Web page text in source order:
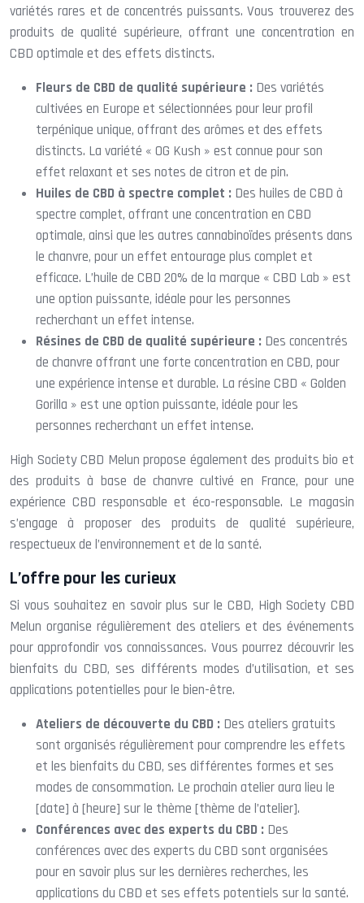
variétés rares et de concentrés puissants. Vous trouverez des
produits de qualité supérieure, offrant une concentration en
CBD optimale et des effets distincts.
Fleurs de CBD de qualité supérieure : Des variétés
cultivées en Europe et sélectionnées pour leur profil
terpénique unique, offrant des arômes et des effets
distincts. La variété « OG Kush » est connue pour son
effet relaxant et ses notes de citron et de pin.
Huiles de CBD à spectre complet : Des huiles de CBD à
spectre complet, offrant une concentration en CBD
optimale, ainsi que les autres cannabinoïdes présents dans
le chanvre, pour un effet entourage plus complet et
efficace. L’huile de CBD 20% de la marque « CBD Lab » est
une option puissante, idéale pour les personnes
recherchant un effet intense.
Résines de CBD de qualité supérieure : Des concentrés
de chanvre offrant une forte concentration en CBD, pour
une expérience intense et durable. La résine CBD « Golden
Gorilla » est une option puissante, idéale pour les
personnes recherchant un effet intense.
High Society CBD Melun propose également des produits bio et
des produits à base de chanvre cultivé en France, pour une
expérience CBD responsable et éco-responsable. Le magasin
s’engage à proposer des produits de qualité supérieure,
respectueux de l’environnement et de la santé.
L’offre pour les curieux
Si vous souhaitez en savoir plus sur le CBD, High Society CBD
Melun organise régulièrement des ateliers et des événements
pour approfondir vos connaissances. Vous pourrez découvrir les
bienfaits du CBD, ses différents modes d’utilisation, et ses
applications potentielles pour le bien-être.
Ateliers de découverte du CBD : Des ateliers gratuits
sont organisés régulièrement pour comprendre les effets
et les bienfaits du CBD, ses différentes formes et ses
modes de consommation. Le prochain atelier aura lieu le
[date] à [heure] sur le thème [thème de l’atelier].
Conférences avec des experts du CBD : Des
conférences avec des experts du CBD sont organisées
pour en savoir plus sur les dernières recherches, les
applications du CBD et ses effets potentiels sur la santé.